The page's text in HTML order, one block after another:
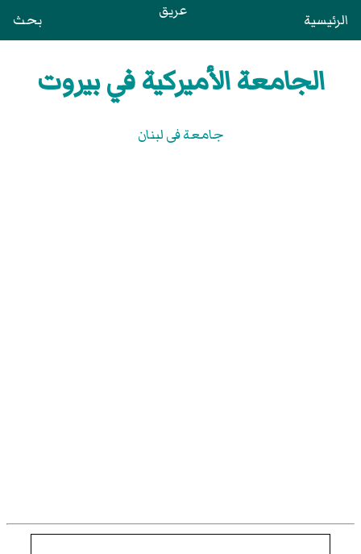
الرئيسية عريق بحث
الجامعة الأميركية في بيروت
جامعة فى لبنان